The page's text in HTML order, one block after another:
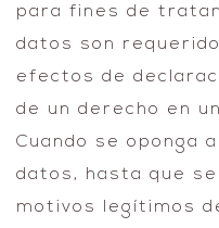
para fines de
datos son
efectos de
de un derecho en
Cuando se oponga
datos, hasta que
motivos legítimos